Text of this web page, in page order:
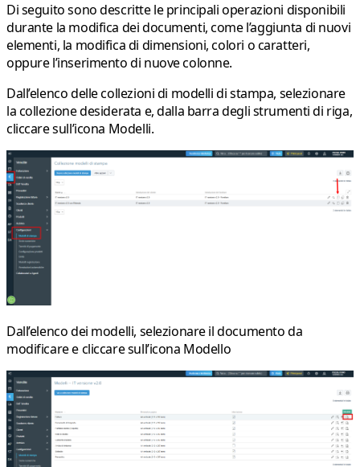
Di seguito sono descritte le principali operazioni disponibili
durante la modifica dei documenti, come l’aggiunta di nuovi
elementi, la modifica di dimensioni, colori o caratteri,
oppure l’inserimento di nuove colonne.
Dall’elenco delle collezioni di modelli di stampa, selezionare
la collezione desiderata e, dalla barra degli strumenti di riga,
cliccare sull’icona Modelli.
Dall’elenco dei modelli, selezionare il documento da
modificare e cliccare sull’icona Modello